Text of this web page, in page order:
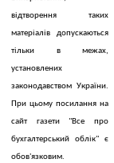
відтворення таких
матеріалів допускаються
тільки в межах,
установлених
законодавством України.
При цьому посилання на
сайт газети "Все про
бухгалтерський облік" є
обов'язковим.